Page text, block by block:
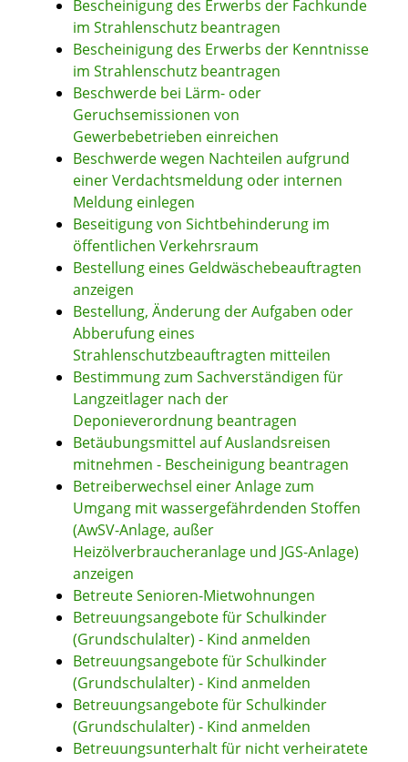
Bescheinigung des Erwerbs der Fachkunde
im Strahlenschutz beantragen
Bescheinigung des Erwerbs der Kenntnisse
im Strahlenschutz beantragen
Beschwerde bei Lärm- oder
Geruchsemissionen von
Gewerbebetrieben einreichen
Beschwerde wegen Nachteilen aufgrund
einer Verdachtsmeldung oder internen
Meldung einlegen
Beseitigung von Sichtbehinderung im
öffentlichen Verkehrsraum
Bestellung eines Geldwäschebeauftragten
anzeigen
Bestellung, Änderung der Aufgaben oder
Abberufung eines
Strahlenschutzbeauftragten mitteilen
Bestimmung zum Sachverständigen für
Langzeitlager nach der
Deponieverordnung beantragen
Betäubungsmittel auf Auslandsreisen
mitnehmen - Bescheinigung beantragen
Betreiberwechsel einer Anlage zum
Umgang mit wassergefährdenden Stoffen
(AwSV-Anlage, außer
Heizölverbraucheranlage und JGS-Anlage)
anzeigen
Betreute Senioren-Mietwohnungen
Betreuungsangebote für Schulkinder
(Grundschulalter) - Kind anmelden
Betreuungsangebote für Schulkinder
(Grundschulalter) - Kind anmelden
Betreuungsangebote für Schulkinder
(Grundschulalter) - Kind anmelden
Betreuungsunterhalt für nicht verheiratete